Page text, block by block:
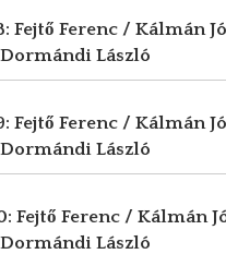
Fejtő Ferenc / Kálmán
Dormándi László
Fejtő Ferenc / Kálmán
Dormándi László
Fejtő Ferenc / Kálmán
Dormándi László